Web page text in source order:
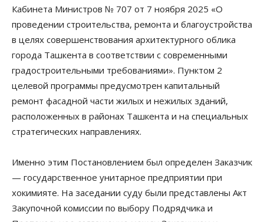
Кабинета Министров № 707 от 7 ноября 2025 «О
проведении строительства, ремонта и благоустройства
в целях совершенствования архитектурного облика
города Ташкента в соответствии с современными
градостроительными требованиями». Пунктом 2
целевой программы предусмотрен капитальный
ремонт фасадной части жилых и нежилых зданий,
расположенных в районах Ташкента и на специальных
стратегических направлениях.
Именно этим Постановлением был определен Заказчик
— государственное унитарное предприятии при
хокимияте. На заседании суду были представлены Акт
Закупочной комиссии по выбору Подрядчика и